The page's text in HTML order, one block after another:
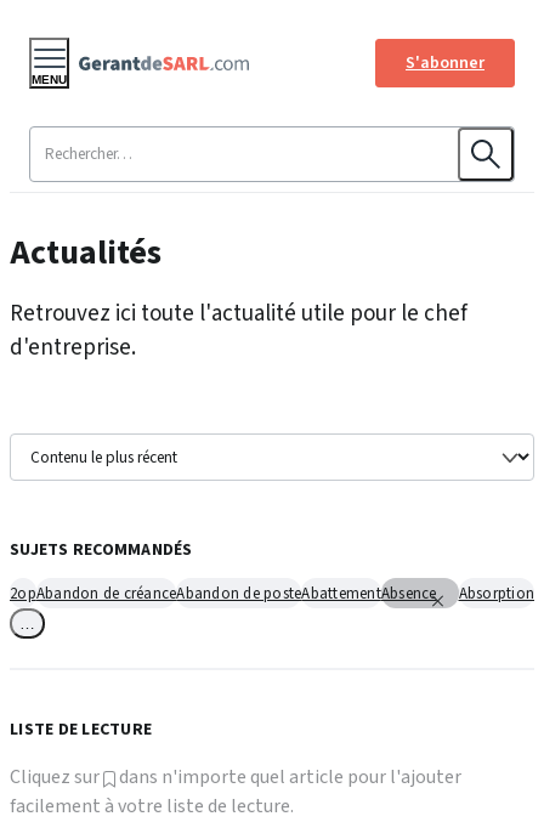
S'abonner
MENU
Actualités
Retrouvez ici toute l'actualité utile pour le chef
d'entreprise.
SUJETS RECOMMANDÉS
2opAbandon de créanceAbandon de posteAbattementAbsence Absorption
LISTE DE LECTURE
Cliquez sur
dans n'importe quel article pour l'ajouter
facilement à votre liste de lecture.